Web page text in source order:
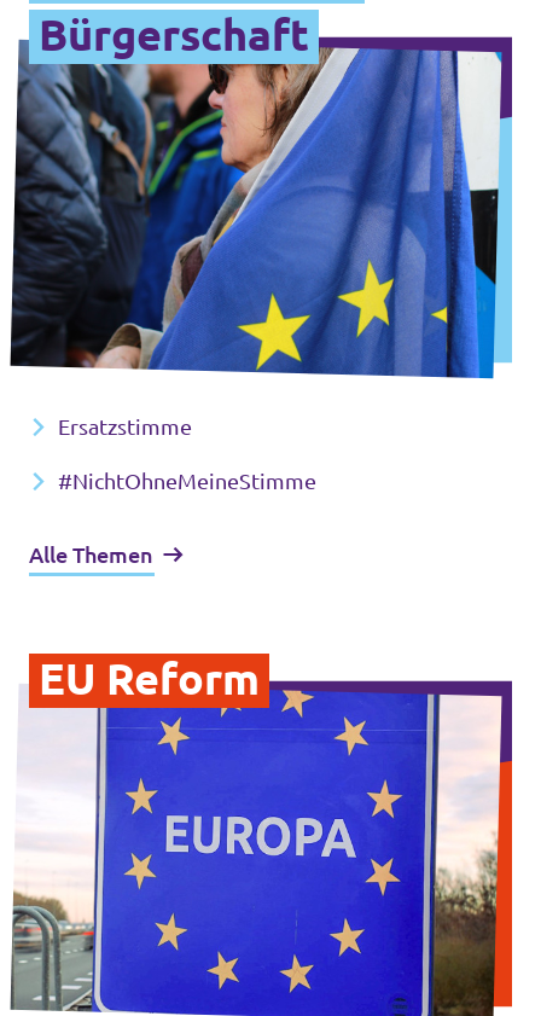
Bürgerschaft
Ersatzstimme
#NichtOhneMeineStimme
Alle Themen
EU Reform